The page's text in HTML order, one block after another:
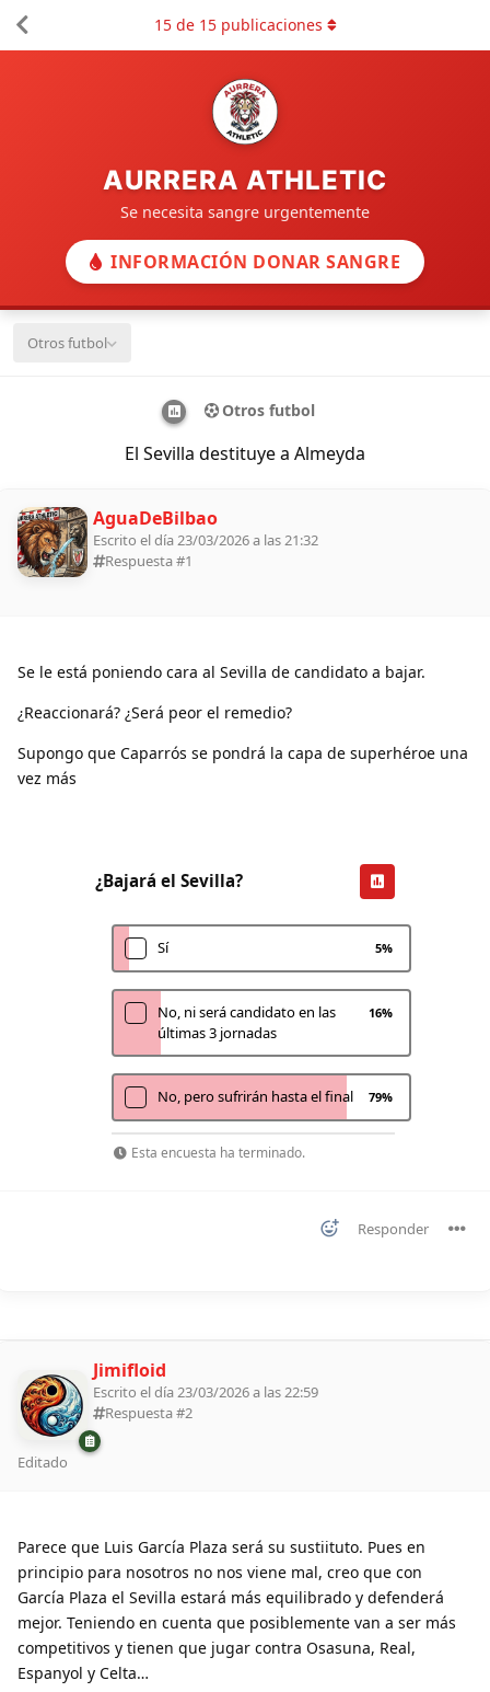
AURRERA ATHLETIC
Se necesita sangre urgentemente
INFORMACIÓN DONAR SANGRE
Otros futbol
Otros futbol
El Sevilla destituye a Almeyda
15de 15publicaciones
AguaDeBilbao
Escrito el día 23/03/2026 a las 21:32
Respuesta #1
Se le está poniendo cara al Sevilla de candidato a bajar.
¿Reaccionará? ¿Será peor el remedio?
Supongo que Caparrós se pondrá la capa de superhéroe una
vez más
¿Bajará el Sevilla?
Sí 5%
No, ni será candidato en las
últimas 3 jornadas
16%
No, pero sufrirán hasta el final 79%
Esta encuesta ha terminado.
Responder
Jimifloid
Escrito el día 23/03/2026 a las 22:59
Respuesta #2
Editado
Parece que Luis García Plaza será su sustiituto. Pues en
principio para nosotros no nos viene mal, creo que con
García Plaza el Sevilla estará más equilibrado y defenderá
mejor. Teniendo en cuenta que posiblemente van a ser más
competitivos y tienen que jugar contra Osasuna, Real,
Espanyol y Celta…